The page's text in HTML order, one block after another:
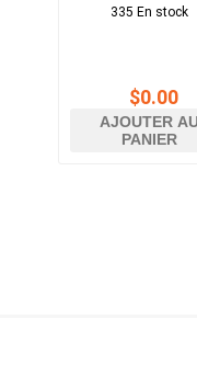
335 En stock
$0.00
AJOUTER
PANIER